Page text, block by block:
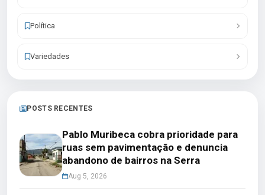
Política
Variedades
POSTS RECENTES
Pablo Muribeca cobra prioridade para
ruas sem pavimentação e denuncia
abandono de bairros na Serra
Aug 5, 2026